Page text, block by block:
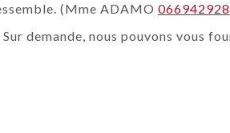
(Mme ADAMO
demande, nous pouvons vous